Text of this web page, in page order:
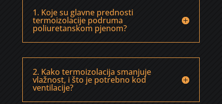
1. Koje su glavne prednosti
termoizolacije podruma
poliuretanskom pjenom?
2. Kako termoizolacija smanjuje
vlažnost, i što je potrebno kod
ventilacije?